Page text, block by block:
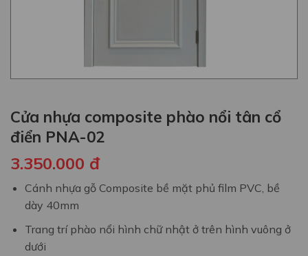
Cửa nhựa composite phào nổi tân cổ
điển PNA-02
3.350.000 đ
Cánh nhựa gỗ Composite bề mặt phủ film PVC, bề
dày 40mm
Trang trí phào nổi hình chữ nhật ở trên hình vuông ở
dưới